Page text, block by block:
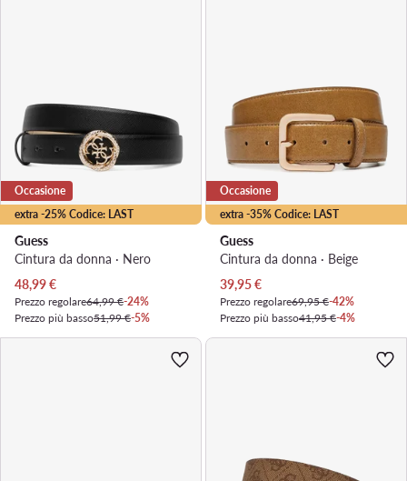
extra -25% Codice: LAST
Occasione
Guess
Cintura da donna · Nero
Prezzo attuale
48,99€
Prezzo regolare64,99 €-24%
Prezzo più basso51,99 €-5%
extra -35% Codice: LAST
Occasione
Guess
Cintura da donna · Beige
Prezzo attuale
39,95€
Prezzo regolare69,95 €-42%
Prezzo più basso41,95 €-4%